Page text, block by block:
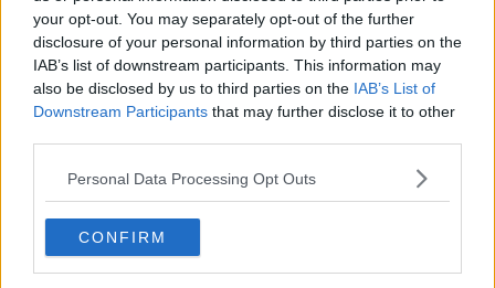
your opt-out. You may separately opt-out of the further
disclosure of your personal information by third parties on the
IAB’s list of downstream participants. This information may
also be disclosed by us to third parties on the IAB’s List of
Downstream Participants that may further disclose it to other
Personal Data Processing Opt Outs
CONFIRM
​Il rosario
Paolo Rossi
Maradona
Cronaca
​Ancora Covid
​Ancora Francesco
Rieccoci
Tenet
Francesco
Suarez